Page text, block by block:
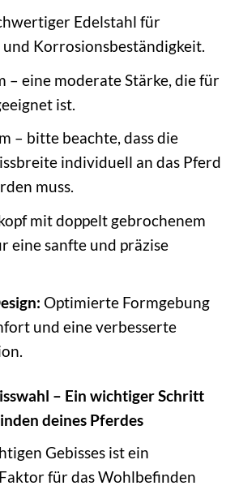
Edelstahl für
Korrosionsbeständigkeit.
– eine moderate Stärke, die für
ist.
– bitte beachte, dass die
individuell an das Pferd
muss.
mit doppelt gebrochenem
eine sanfte und präzise
Optimierte Formgebung
und eine verbesserte
– Ein wichtiger Schritt
deines Pferdes
Gebisses ist ein
für das Wohlbefinden